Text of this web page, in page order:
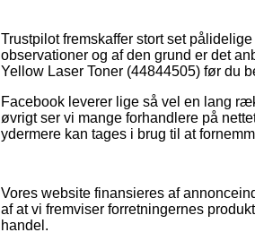
Trustpilot fremskaffer stort set
observationer og af den grund er det
Yellow Laser Toner (44844505) før du
Facebook leverer lige så vel en lang
øvrigt ser vi mange forhandlere på
ydermere kan tages i brug til at
Vores website finansieres af
af at vi fremviser forretningernes
handel.